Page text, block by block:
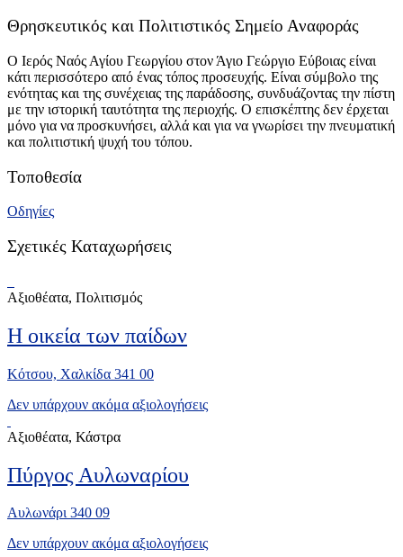
Θρησκευτικός και Πολιτιστικός Σημείο Αναφοράς
Ο Ιερός Ναός Αγίου Γεωργίου στον Άγιο Γεώργιο Εύβοιας είναι
κάτι περισσότερο από ένας τόπος προσευχής. Είναι σύμβολο της
ενότητας και της συνέχειας της παράδοσης, συνδυάζοντας την πίστη
με την ιστορική ταυτότητα της περιοχής. Ο επισκέπτης δεν έρχεται
μόνο για να προσκυνήσει, αλλά και για να γνωρίσει την πνευματική
και πολιτιστική ψυχή του τόπου.
Τοποθεσία
Οδηγίες
Σχετικές Καταχωρήσεις
Αξιοθέατα, Πολιτισμός
Η οικεία των παίδων
Κότσου, Χαλκίδα 341 00
Δεν υπάρχουν ακόμα αξιολογήσεις
Αξιοθέατα, Κάστρα
Πύργος Αυλωναρίου
Αυλωνάρι 340 09
Δεν υπάρχουν ακόμα αξιολογήσεις